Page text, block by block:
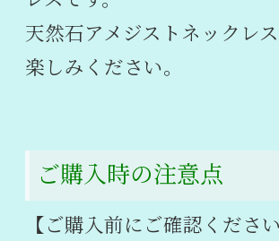
天然石アメジストネックレ
楽しみください。
ご購入時の注意点
【ご購入前にご確認ください